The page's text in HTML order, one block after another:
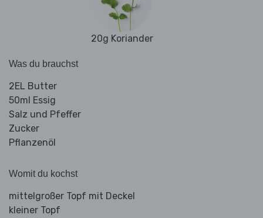
20g Koriander
Was du brauchst
2EL Butter
50ml Essig
Salz und Pfeffer
Zucker
Pflanzenöl
Womit du kochst
mittelgroßer Topf mit Deckel
kleiner Topf